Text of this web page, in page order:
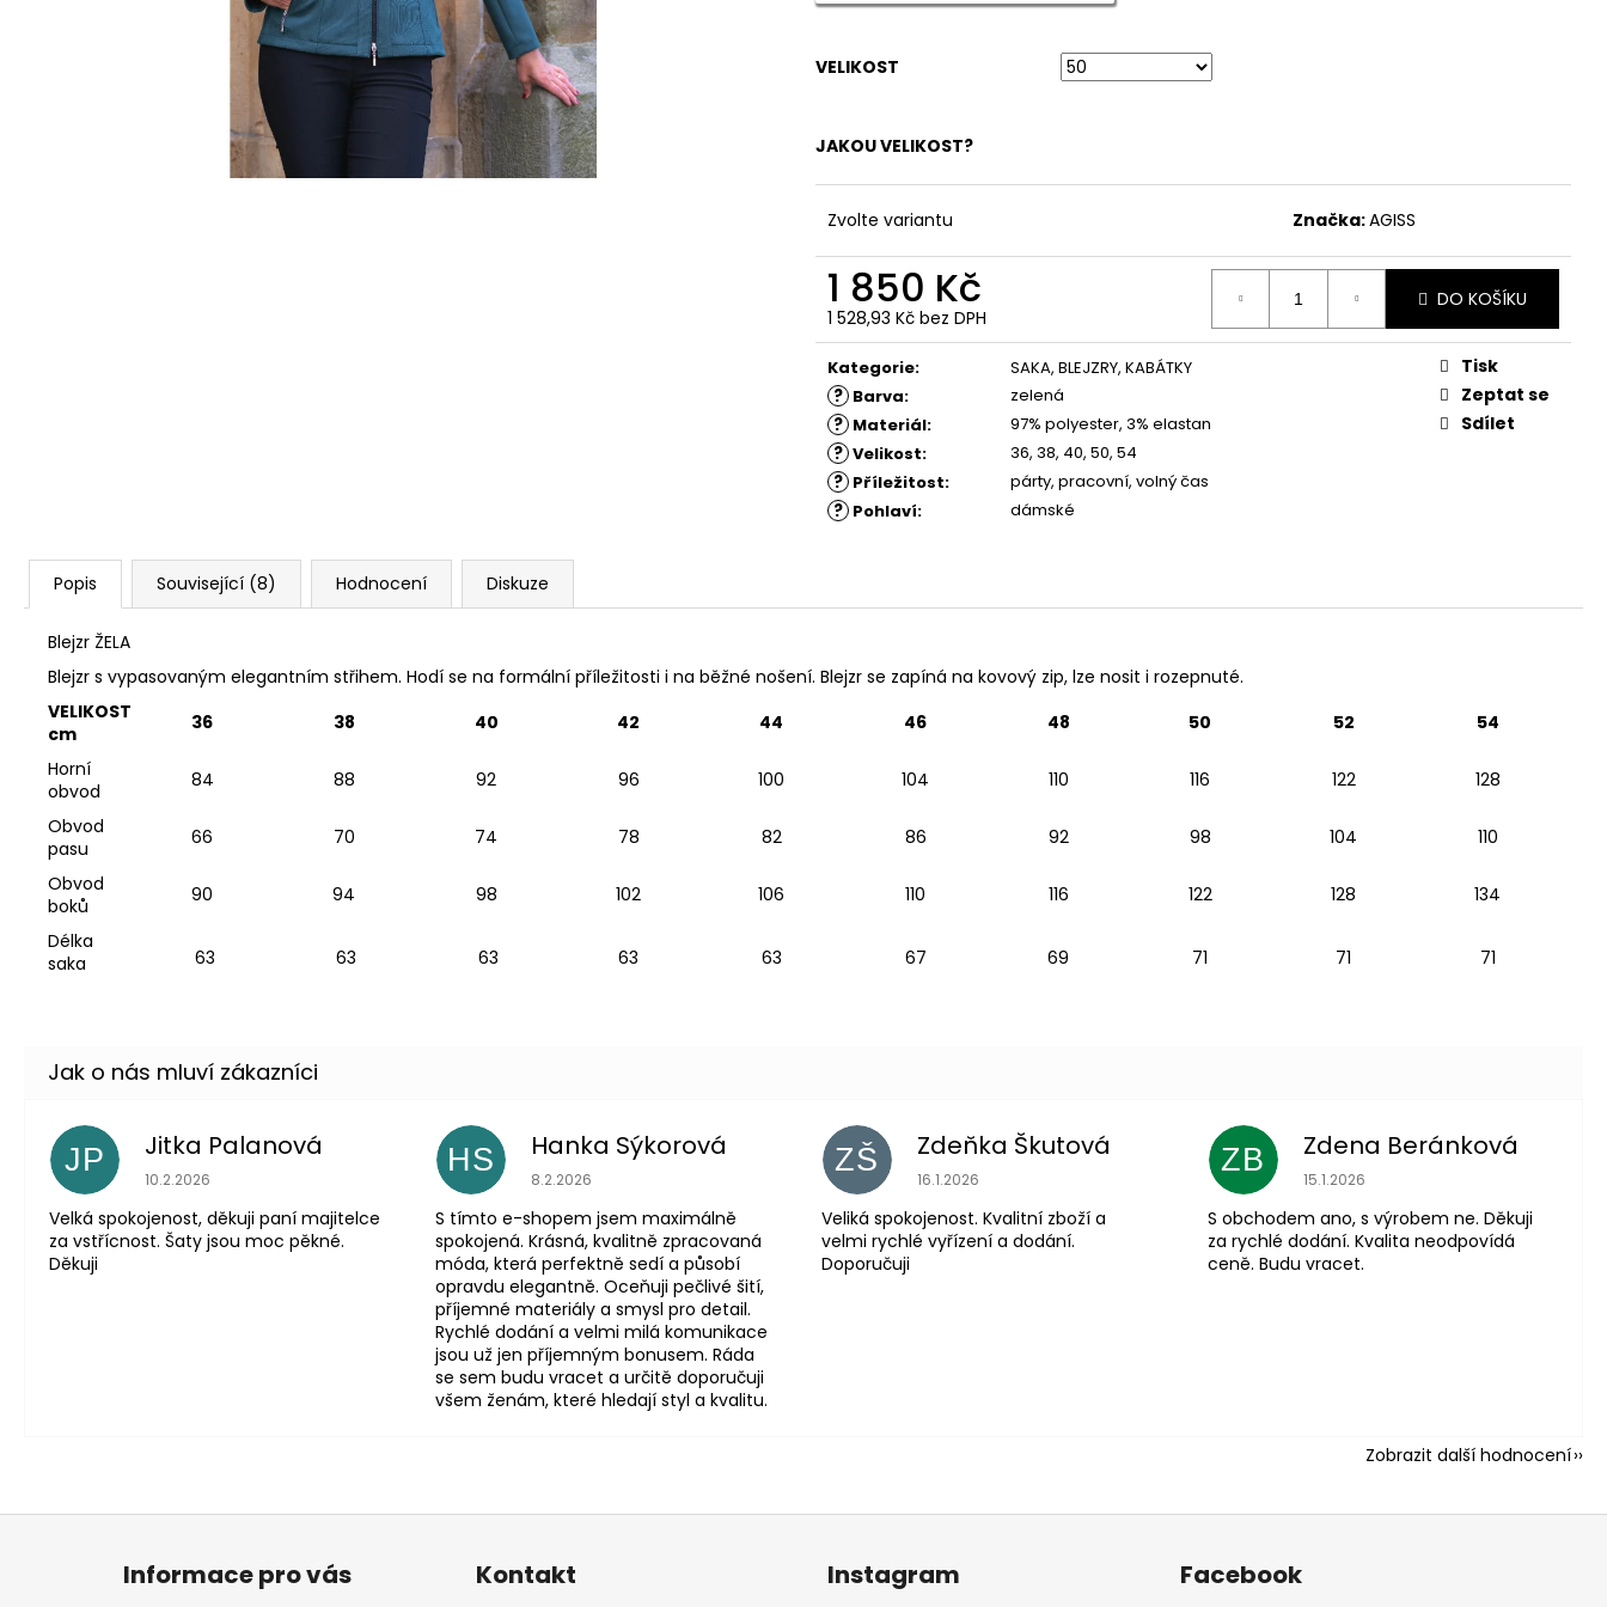
VELIKOST
JAKOU VELIKOST?
Zvolte variantu Značka:AGISS
1 850 Kč
1 528,93 Kč bez DPH
Měrná
cena:
DO KOŠÍKU
Kategorie: SAKA, BLEJZRY, KABÁTKY
? Barva: zelená
? Materiál: 97% polyester, 3% elastan
? Velikost: 36, 38, 40, 50, 54
? Příležitost: párty, pracovní, volný čas
? Pohlaví: dámské
Tisk
Zeptat se
Sdílet
Popis Související (8) Hodnocení Diskuze
Blejzr ŽELA
Blejzr s vypasovaným elegantním střihem. Hodí se na formální příležitosti i na běžné nošení. Blejzr se zapíná na kovový zip, lze nosit i rozepnuté.
VELIKOST
cm
36 38 40 42 44 46 48 50 52
54
Horní
obvod
84 88 92 96 100 104 110 116 122
128
Obvod
pasu
66 70 74 78 82 86 92 98 104
110
Obvod
boků
90 94 98 102 106 110 116 122 128
134
Délka
saka
63 63 63 63 63 67 69 71 71 71
JP Jitka Palanová
Hodnocení obchodu je 5 z 5 hvězdiček.
10.2.2026
Velká spokojenost, děkuji paní majitelce
za vstřícnost. Šaty jsou moc pěkné.
Děkuji
HS Hanka Sýkorová
Hodnocení obchodu je 5 z 5 hvězdiček.
8.2.2026
S tímto e-shopem jsem maximálně
spokojená. Krásná, kvalitně zpracovaná
móda, která perfektně sedí a působí
opravdu elegantně. Oceňuji pečlivé šití,
příjemné materiály a smysl pro detail.
Rychlé dodání a velmi milá komunikace
jsou už jen příjemným bonusem. Ráda
se sem budu vracet a určitě doporučuji
všem ženám, které hledají styl a kvalitu.
ZŠ Zdeňka Škutová
Hodnocení obchodu je 5 z 5 hvězdiček.
16.1.2026
Veliká spokojenost. Kvalitní zboží a
velmi rychlé vyřízení a dodání.
Doporučuji
ZB Zdena Beránková
Hodnocení obchodu je 1 z 5
15.1.2026
S obchodem ano, s výrobem ne. Děkuji
za rychlé dodání. Kvalita neodpovídá
ceně. Budu vracet.
Zobrazit další hodnocení
ŠATY SABINA - LETNÍ ŠATY
ŠATY TOFI
1 880 Kč
ŠATY SOFIA - KOŠILOVÉ ŠATY - ČERVENÉ
Z
Informace pro vás Kontakt Instagram Facebook